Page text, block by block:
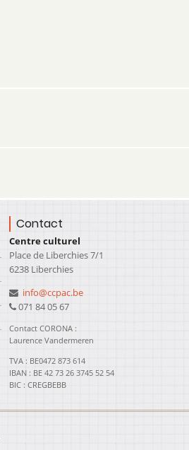
Contact
Centre culturel
Place de Liberchies 7/1
6238 Liberchies
info@ccpac.be
071 84 05 67
Contact CORONA :
Laurence Vandermeren
TVA : BE0472 873 614
IBAN : BE 42 73 26 3745 52 54
BIC : CREGBEBB